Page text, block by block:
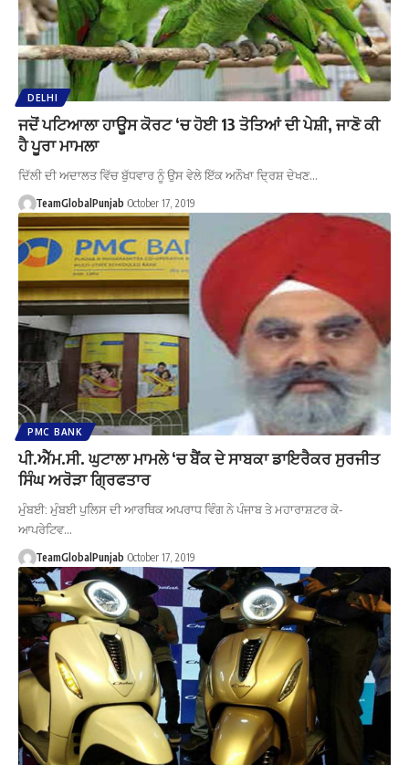
DELHI
ਜਦੋਂ ਪਟਿਆਲਾ ਹਾਊਸ ਕੋਰਟ ‘ਚ ਹੋਈ 13 ਤੋਤਿਆਂ ਦੀ ਪੇਸ਼ੀ, ਜਾਣੋ ਕੀ
ਹੈ ਪੂਰਾ ਮਾਮਲਾ
ਦਿੱਲੀ ਦੀ ਅਦਾਲਤ ਵਿੱਚ ਬੁੱਧਵਾਰ ਨੂੰ ਉਸ ਵੇਲੇ ਇੱਕ ਅਨੌਖਾ ਦ੍ਰਿਸ਼ ਦੇਖਣ…
TeamGlobalPunjab October 17, 2019
PMC BANK
ਪੀ.ਐੱਮ.ਸੀ. ਘੁਟਾਲਾ ਮਾਮਲੇ ‘ਚ ਬੈਂਕ ਦੇ ਸਾਬਕਾ ਡਾਇਰੈਕਰ ਸੁਰਜੀਤ
ਸਿੰਘ ਅਰੋੜਾ ਗ੍ਰਿਫਤਾਰ
ਮੁੰਬਈ: ਮੁੰਬਈ ਪੁਲਿਸ ਦੀ ਆਰਥਿਕ ਅਪਰਾਧ ਵਿੰਗ ਨੇ ਪੰਜਾਬ ਤੇ ਮਹਾਰਾਸ਼ਟਰ ਕੋ-
ਆਪਰੇਟਿਵ…
TeamGlobalPunjab October 17, 2019